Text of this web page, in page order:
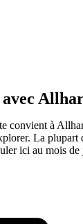
avec
convient à
La plupart
ici au mois de